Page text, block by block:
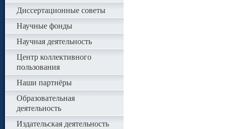
Диссертационные советы
Научные фонды
Научная деятельность
Центр коллективного
пользования
Наши партнёры
Образовательная
деятельность
Издательская деятельность